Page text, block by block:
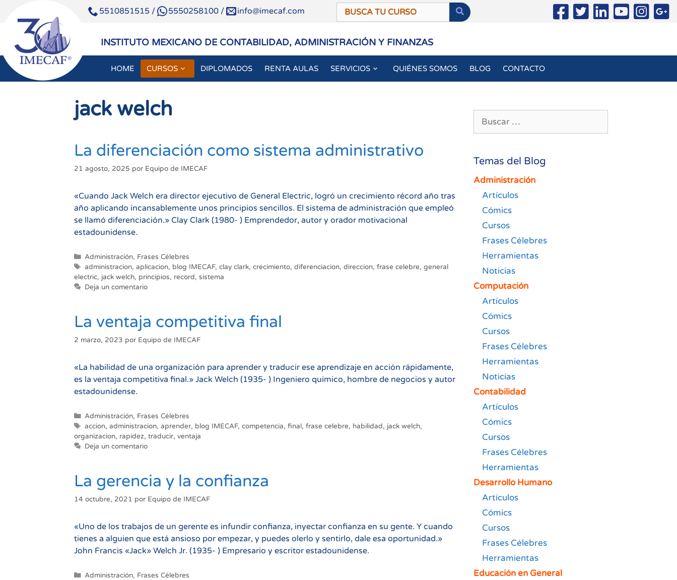
5510851515 / 5550258100 / info@imecaf.com
INSTITUTO MEXICANO DE CONTABILIDAD, ADMINISTRACIÓN Y FINANZAS
HOME CURSOS DIPLOMADOS RENTA AULAS SERVICIOS QUIÉNES SOMOS BLOG CONTACTO
jack welch
La diferenciación como sistema administrativo
21 agosto, 2025 por Equipo de IMECAF
«Cuando Jack Welch era director ejecutivo de General Electric, logró un crecimiento récord año tras
año aplicando incansablemente unos principios sencillos. El sistema de administración que empleó
se llamó diferenciación.» Clay Clark (1980- ) Emprendedor, autor y orador motivacional
estadounidense.
Categorías
Administración, Frases Célebres
Etiquetas
administracion,aplicacion, blog IMECAF,clay clark,crecimiento,diferenciacion,direccion,frase celebre,general
electric, jack welch, principios, record, sistema
Deja un comentario
La ventaja competitiva final
2 marzo, 2023 por Equipo de IMECAF
«La habilidad de una organización para aprender y traducir ese aprendizaje en acción rápidamente,
es la ventaja competitiva final.» Jack Welch (1935- ) Ingeniero químico, hombre de negocios y autor
estadounidense.
Categorías
Administración, Frases Célebres
Etiquetas
accion,administracion,aprender, blog IMECAF,competencia,final,frase celebre, habilidad, jack welch,
organizacion, rapidez, traducir, ventaja
Deja un comentario
La gerencia y la confianza
14 octubre, 2021 por Equipo de IMECAF
«Uno de los trabajos de un gerente es infundir confianza, inyectar confianza en su gente. Y cuando
tienes a alguien que está ansioso por empezar, y puedes olerlo y sentirlo, dale esa oportunidad.»
John Francis «Jack» Welch Jr. (1935- ) Empresario y escritor estadounidense.
Categorías
Administración, Frases Célebres
Temas del Blog
Administración
Artículos
Cómics
Cursos
Frases Célebres
Herramientas
Noticias
Computación
Artículos
Cómics
Cursos
Frases Célebres
Herramientas
Noticias
Contabilidad
Artículos
Cómics
Cursos
Frases Célebres
Herramientas
Desarrollo Humano
Artículos
Cómics
Cursos
Frases Célebres
Herramientas
Educación en General